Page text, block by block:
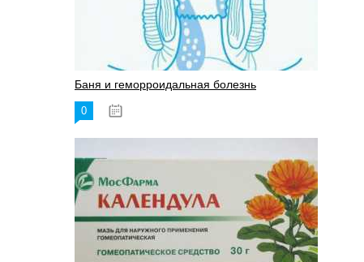
Баня и геморроидальная болезнь
0